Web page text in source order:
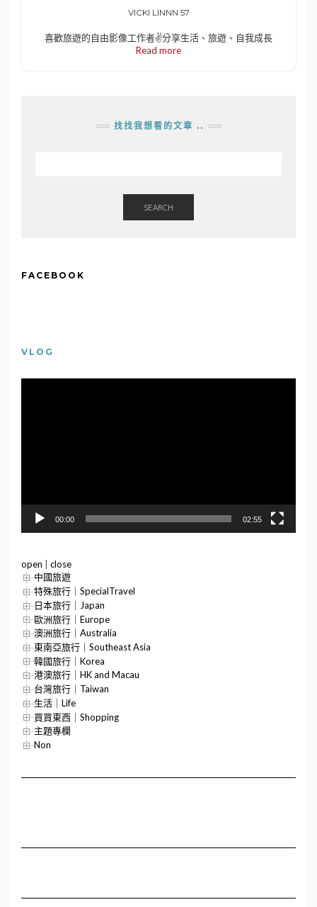
VICKI LINNN 57
喜歡旅遊的自由影像工作者✌️分享生活、旅遊、自我成長
Read more
找找我想看的文章 ..
SEARCH
FACEBOOK
VLOG
00:00 02:55
open
close
中國旅遊
特殊旅行｜SpecialTravel
日本旅行｜Japan
歐洲旅行｜Europe
澳洲旅行｜Australia
東南亞旅行｜Southeast Asia
韓國旅行｜Korea
港澳旅行｜HK and Macau
台灣旅行｜Taiwan
生活｜Life
買買東西｜Shopping
主題專欄
Non